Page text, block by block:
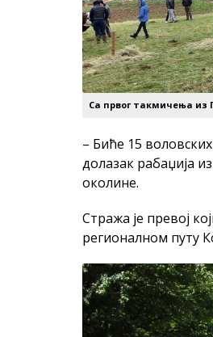
Са првог такмичења из
– Биће 15
долазак рабаџија
околине.
Стража је превој
регионалном путу